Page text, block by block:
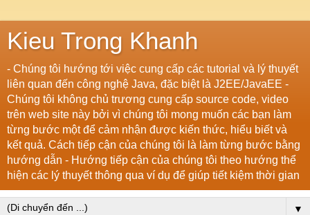
Kieu Trong Khanh
- Chúng tôi hướng tới việc cung cấp các tutorial và lý thuyết
liên quan đến công nghệ Java, đặc biệt là J2EE/JavaEE -
Chúng tôi không chủ trương cung cấp source code, video
trên web site này bởi vì chúng tôi mong muốn các bạn làm
từng bước một để cảm nhận được kiến thức, hiểu biết và
kết quả. Cách tiếp cận của chúng tôi là làm từng bước bằng
hướng dẫn - Hướng tiếp cận của chúng tôi theo hướng thể
hiện các lý thuyết thông qua ví dụ để giúp tiết kiệm thời gian
▼